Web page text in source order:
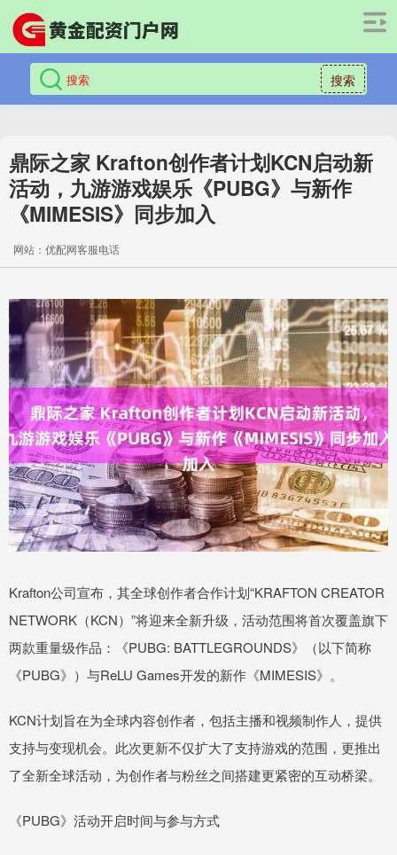
搜索
鼎际之家 Krafton创作者计划KCN启动新
活动，九游游戏娱乐《PUBG》与新作
《MIMESIS》同步加入
网站：优配网客服电话
Krafton公司宣布，其全球创作者合作计划“KRAFTON CREATOR
NETWORK（KCN）”将迎来全新升级，活动范围将首次覆盖旗下
两款重量级作品：《PUBG: BATTLEGROUNDS》（以下简称
《PUBG》）与ReLU Games开发的新作《MIMESIS》。
KCN计划旨在为全球内容创作者，包括主播和视频制作人，提供
支持与变现机会。此次更新不仅扩大了支持游戏的范围，更推出
了全新全球活动，为创作者与粉丝之间搭建更紧密的互动桥梁。
《PUBG》活动开启时间与参与方式